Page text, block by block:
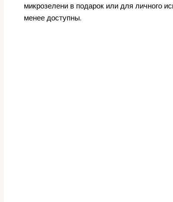
микрозелени в подарок или для личного
менее доступны.